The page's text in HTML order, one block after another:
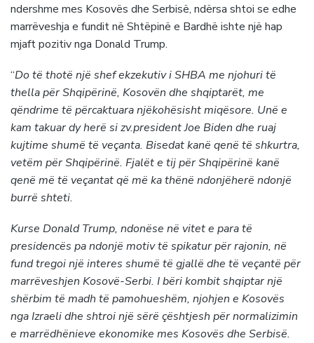
ndershme mes Kosovës dhe Serbisë, ndërsa shtoi se edhe
marrëveshja e fundit në Shtëpinë e Bardhë ishte një hap
mjaft pozitiv nga Donald Trump.
“Do të thotë një shef ekzekutiv i SHBA me njohuri të
thella për Shqipërinë, Kosovën dhe shqiptarët, me
qëndrime të përcaktuara njëkohësisht miqësore. Unë e
kam takuar dy herë si zv.president Joe Biden dhe ruaj
kujtime shumë të veçanta. Bisedat kanë qenë të shkurtra,
vetëm për Shqipërinë. Fjalët e tij për Shqipërinë kanë
qenë më të veçantat që më ka thënë ndonjëherë ndonjë
burrë shteti.
Kurse Donald Trump, ndonëse në vitet e para të
presidencës pa ndonjë motiv të spikatur për rajonin, në
fund tregoi një interes shumë të gjallë dhe të veçantë për
marrëveshjen Kosovë-Serbi. I bëri kombit shqiptar një
shërbim të madh të pamohueshëm, njohjen e Kosovës
nga Izraeli dhe shtroi një sërë çështjesh për normalizimin
e marrëdhënieve ekonomike mes Kosovës dhe Serbisë.